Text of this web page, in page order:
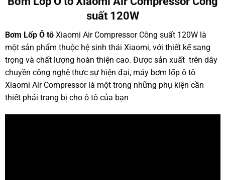
suất 120W
Bơm Lốp Ô tôXiaomi Air Compressor Công suất 120W là
một sản phẩm thuộc hệ sinh thái Xiaomi, với thiết kế sang
trọng và chất lượng hoàn thiện cao. Được sản xuất trên dây
chuyền công nghệ thực sự hiện đại, máy bơm lốp ô tô
Xiaomi Air Compressor là một trong những phụ kiện cần
thiết phải trang bị cho ô tô của bạn